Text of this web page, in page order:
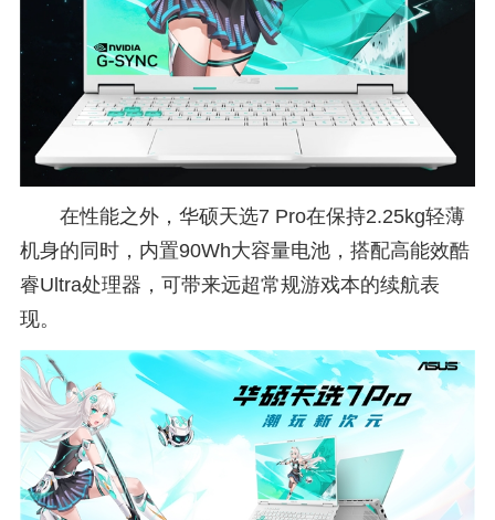
在性能之外，华硕天选7 Pro在保持2.25kg轻薄
机身的同时，内置90Wh大容量电池，搭配高能效酷
睿Ultra处理器，可带来远超常规游戏本的续航表
现。